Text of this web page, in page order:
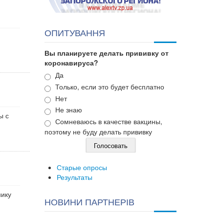
с
ОПИТУВАННЯ
Вы планируете делать прививку от
коронавируса?
Варианты
Да
Только, если это будет бесплатно
Нет
Не знаю
Сомневаюсь в качестве вакцины,
поэтому не буду делать прививку
Старые опросы
Результаты
НОВИНИ ПАРТНЕРІВ